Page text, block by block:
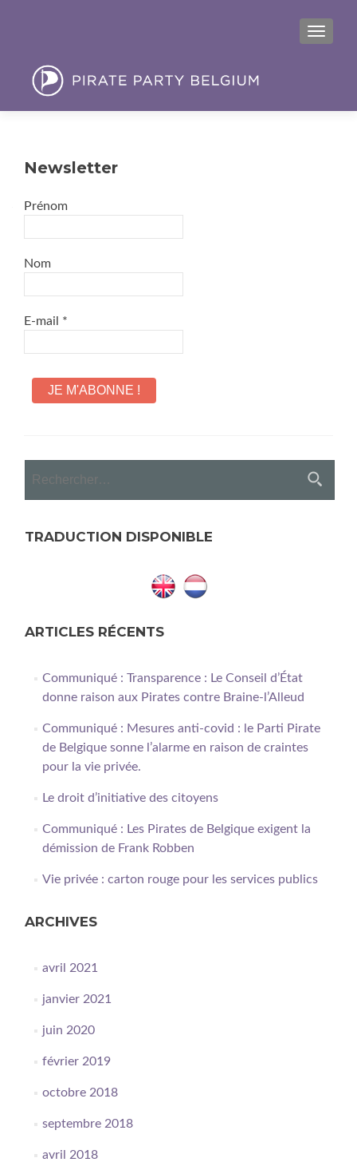
MENU
Newsletter
Prénom
Nom
E-mail *
TRADUCTION DISPONIBLE
ARTICLES RÉCENTS
Communiqué : Transparence : Le Conseil d’État
donne raison aux Pirates contre Braine-l’Alleud
Communiqué : Mesures anti-covid : le Parti Pirate
de Belgique sonne l’alarme en raison de craintes
pour la vie privée.
Le droit d’initiative des citoyens
Communiqué : Les Pirates de Belgique exigent la
démission de Frank Robben
Vie privée : carton rouge pour les services publics
ARCHIVES
avril 2021
janvier 2021
juin 2020
février 2019
octobre 2018
septembre 2018
avril 2018